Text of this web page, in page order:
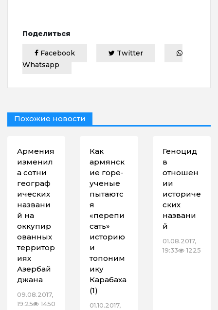
Поделиться
Facebook
Twitter
Whatsapp
Похожие новости
Армения
изменил
а сотни
географ
ических
названи
й на
оккупир
ованных
территор
иях
Азербай
джана
09.08.2017,
19:25
1450
Как
армянск
ие горе-
ученые
пытаютс
я
«перепи
сать»
историю
и
топоним
ику
Карабаха
(1)
01.10.2017,
Геноцид
в
отношен
ии
историче
ских
названи
й
01.08.2017,
19:33
1225